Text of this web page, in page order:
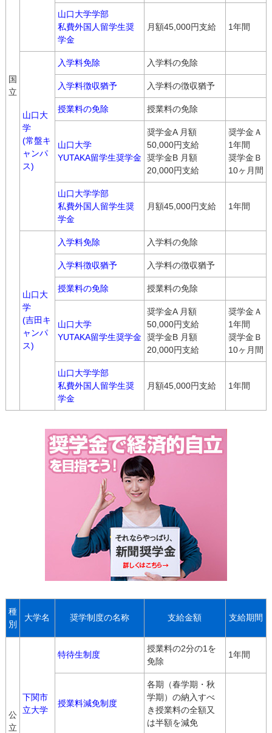
国
立
山口大学学部
私費外国人留学生奨
学金
月額45,000円支給 1年間
山口大
学
(常盤キ
ャンパ
ス)
入学料免除 入学料の免除
入学料徴収猶予 入学料の徴収猶予
授業料の免除 授業料の免除
山口大学
YUTAKA留学生奨学金
奨学金A 月額
50,000円支給
奨学金B 月額
20,000円支給
奨学金Ａ
1年間
奨学金Ｂ
10ヶ月間
山口大学学部
私費外国人留学生奨
学金
月額45,000円支給 1年間
山口大
学
(吉田キ
ャンパ
ス)
入学料免除 入学料の免除
入学料徴収猶予 入学料の徴収猶予
授業料の免除 授業料の免除
山口大学
YUTAKA留学生奨学金
奨学金A 月額
50,000円支給
奨学金B 月額
20,000円支給
奨学金Ａ
1年間
奨学金Ｂ
10ヶ月間
山口大学学部
私費外国人留学生奨
学金
月額45,000円支給 1年間
種
別
大学名 奨学制度の名称 支給金額 支給期間
公
立
下関市
立大学
特待生制度
授業料の2分の1を
免除
1年間
授業料減免制度
各期（春学期・秋
学期）の納入すべ
き授業料の全額又
は半額を減免